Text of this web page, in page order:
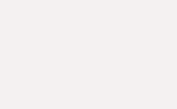
пакетами, грошима,